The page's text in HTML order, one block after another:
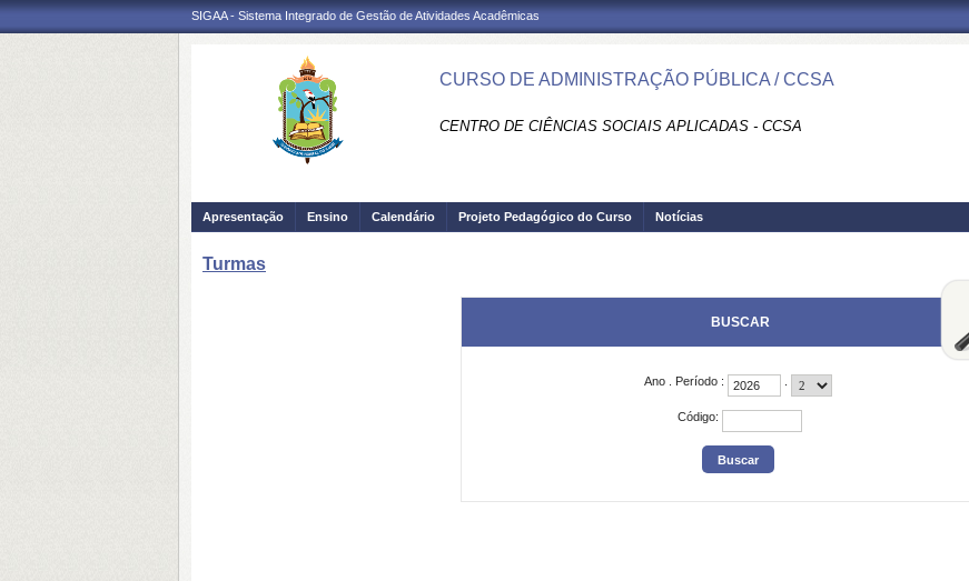
SIGAA - Sistema Integrado de Gestão de Atividades Acadêmicas
CURSO DE ADMINISTRAÇÃO PÚBLICA / CCSA
CENTRO DE CIÊNCIAS SOCIAIS APLICADAS - CCSA
Apresentação Ensino Calendário Projeto Pedagógico do Curso Notícias
Turmas
BUSCAR
Ano Período :
Código: